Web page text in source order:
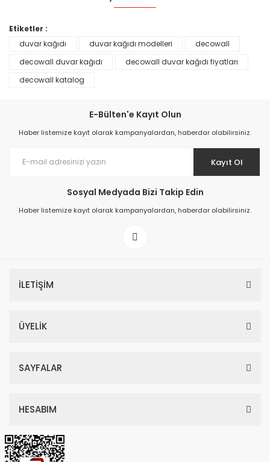
Prime ArtDECO Duvar Kağıdı Tutkalı 500 gr
149,00 TL
Etiketler :
duvar kağıdı
duvar kağıdı modelleri
decowall
decowall duvar kağıdı
decowall duvar kağıdı fiyatları
decowall katalog
E-Bülten'e Kayıt Olun
Haber listemize kayıt olarak kampanyalardan, haberdar olabilirsiniz.
Kayıt Ol
Sosyal Medyada Bizi Takip Edin
Haber listemize kayıt olarak kampanyalardan, haberdar olabilirsiniz.
İLETİŞİM
ÜYELİK
SAYFALAR
HESABIM